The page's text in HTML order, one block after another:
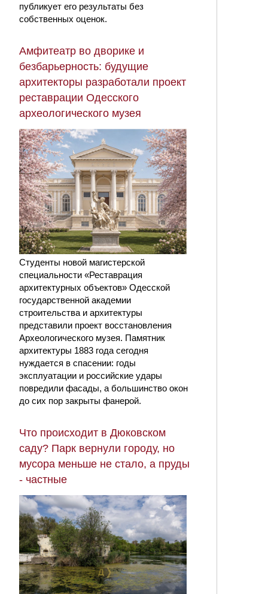
публикует его результаты без
собственных оценок.
Амфитеатр во дворике и
безбарьерность: будущие
архитекторы разработали проект
реставрации Одесского
археологического музея
Студенты новой магистерской
специальности «Реставрация
архитектурных объектов» Одесской
государственной академии
строительства и архитектуры
представили проект восстановления
Археологического музея. Памятник
архитектуры 1883 года сегодня
нуждается в спасении: годы
эксплуатации и российские удары
повредили фасады, а большинство окон
до сих пор закрыты фанерой.
Что происходит в Дюковском
саду? Парк вернули городу, но
мусора меньше не стало, а пруды
- частные